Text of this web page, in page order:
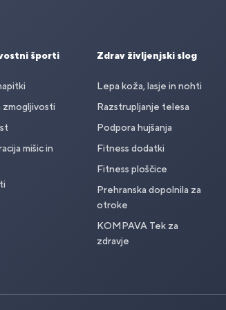
športi
zmogljivosti
mišic in
Zdrav življenjski slog
Lepa koža, lasje in nohti
Razstrupljanje telesa
Podpora hujšanja
Fitness dodatki
Fitness ploščice
Prehranska dopolnila za
otroke
KOMPAVA Tek za
zdravje